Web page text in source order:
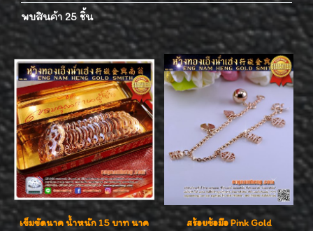
พบสินค้า 25 ชิ้น
เข็มขัดนาค น้ำหนัก 15 บาท นาค
สร้อยข้อมือ Pink Gold